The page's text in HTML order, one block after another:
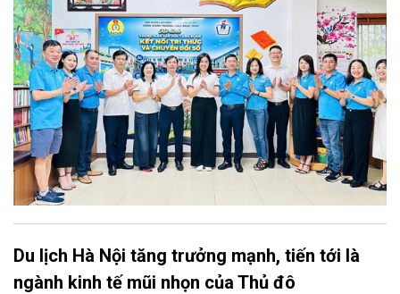
Du lịch Hà Nội tăng trưởng mạnh, tiến tới là
ngành kinh tế mũi nhọn của Thủ đô